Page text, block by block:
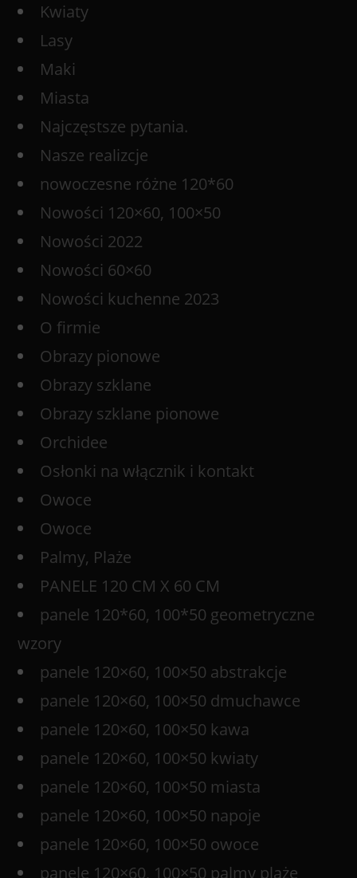
Kwiaty
Lasy
Maki
Miasta
Najczęstsze pytania.
Nasze realizcje
nowoczesne różne 120*60
Nowości 120×60, 100×50
Nowości 2022
Nowości 60×60
Nowości kuchenne 2023
O firmie
Obrazy pionowe
Obrazy szklane
Obrazy szklane pionowe
Orchidee
Osłonki na włącznik i kontakt
Owoce
Owoce
Palmy, Plaże
PANELE 120 CM X 60 CM
panele 120*60, 100*50 geometryczne
wzory
panele 120×60, 100×50 abstrakcje
panele 120×60, 100×50 dmuchawce
panele 120×60, 100×50 kawa
panele 120×60, 100×50 kwiaty
panele 120×60, 100×50 miasta
panele 120×60, 100×50 napoje
panele 120×60, 100×50 owoce
panele 120×60, 100×50 palmy plaże